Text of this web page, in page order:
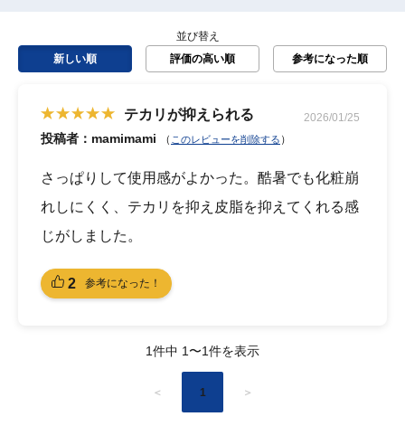
並び替え
新しい順
評価の高い順 参考になった順
テカリが抑えられる 2026/01/25
投稿者：mamimami （ このレビューを削除する ）
さっぱりして使用感がよかった。酷暑でも化粧崩
れしにくく、テカリを抑え皮脂を抑えてくれる感
じがしました。
2 参考になった！
1件中 1〜1件を表示
＜ 1 ＞